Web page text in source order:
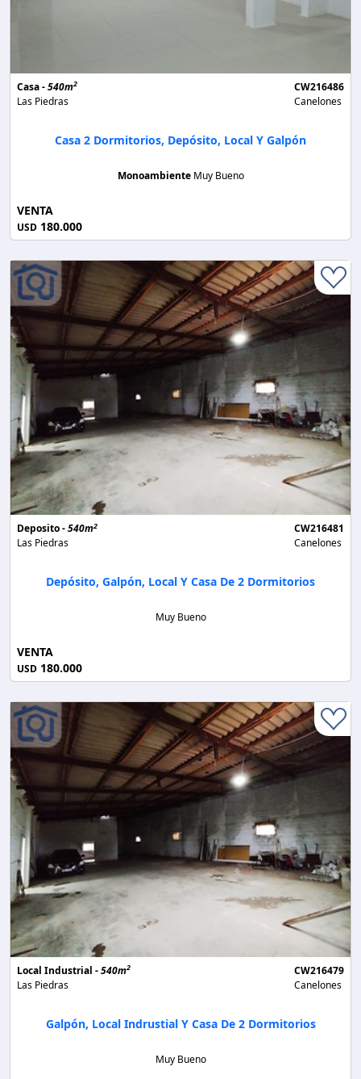
Casa -540m2
Las Piedras
CW216486
Canelones
Casa 2 Dormitorios, Depósito, Local Y Galpón
Monoambiente Muy Bueno
VENTA
USD 180.000
Deposito -540m2
Las Piedras
CW216481
Canelones
Depósito, Galpón, Local Y Casa De 2 Dormitorios
Muy Bueno
VENTA
USD 180.000
Local Industrial -540m2
Las Piedras
CW216479
Canelones
Galpón, Local Indrustial Y Casa De 2 Dormitorios
Muy Bueno